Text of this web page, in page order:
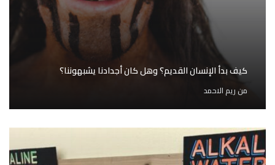
كيف بدأ الإنسان القديم؟ وهل كان أجدادنا يشبهوننا؟
من ريم الاحمد